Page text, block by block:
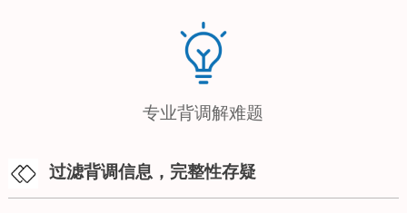
专业背调解难题
过滤背调信息，完整性存疑